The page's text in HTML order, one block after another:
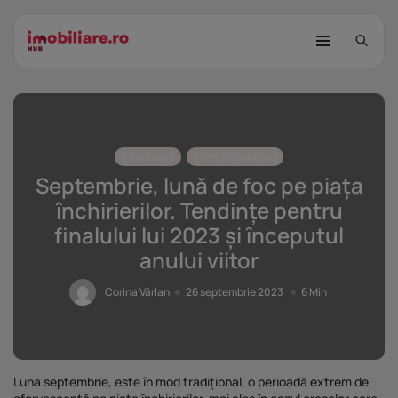
STUDIU Imobiliare.ro: Câtă încredere
25 noiembrie 2025 9 Min
Septembrie, lună de foc pe piața
închirierilor. Tendințe pentru
finalului lui 2023 și începutul
anului viitor
Corina Vârlan 26 septembrie 2023 6 Min
Luna septembrie, este în mod tradițional, o perioadă extrem de